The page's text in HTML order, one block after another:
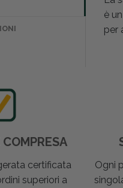
è
per
certificata
superiori a
Ogni